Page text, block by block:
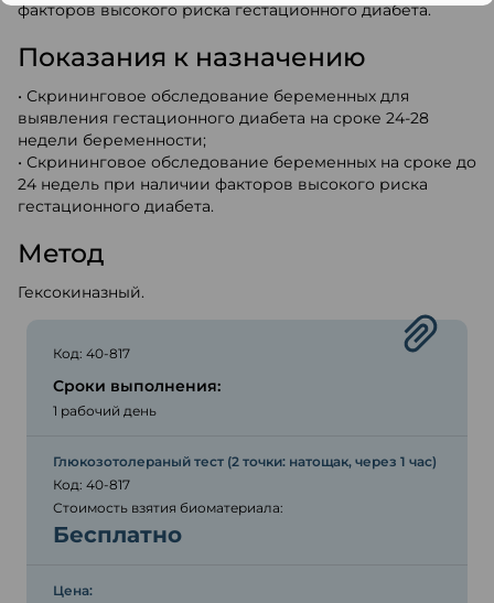
факторов высокого риска гестационного диабета.
Показания к назначению
• Скрининговое обследование беременных для
выявления гестационного диабета на сроке 24-28
недели беременности;
• Скрининговое обследование беременных на сроке до
24 недель при наличии факторов высокого риска
гестационного диабета.
Метод
Гексокиназный.
Код: 40-817
Сроки выполнения:
1 рабочий день
Глюкозотолераный тест (2 точки: натощак, через 1 час)
Код: 40-817
Стоимость взятия биоматериала:
Бесплатно
Цена: